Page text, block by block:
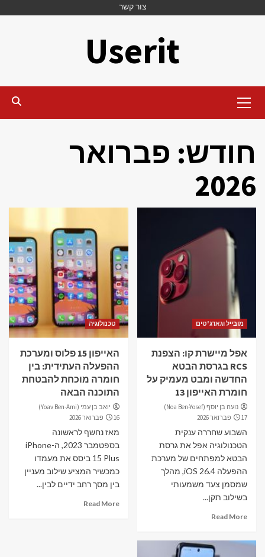
צור קשר
Userit
Menu
חודש: פברואר
2026
מובייל וגאדג'טים
אפל מיישרת קו: הצפנת
RCS בגרסת הבטא
החדשה ומבט מעמיק על
חומרת האייפון 13
נועה בן יוסף (Noa Ben-Yosef)
17 פברואר 2026
השבוע שחררה ענקית
הטכנולוגיה אפל את גרסת
הבטא למפתחים של מערכת
ההפעלה iOS 26.4, מהלך
שמסמן צעד משמעותי
בשילוב תקן...
Read More
טכנולוגיה
האייפון 15 פלוס ומערכת
ההפעלה העתידית: בין
חומרה מוכחת להבטחת
התוכנה הבאה
יואב בן עמי (Yoav Ben-Ami)
16 פברואר 2026
מאז נחשף לראשונה
בספטמבר 2023, ה-iPhone
15 Plus ביסס את מעמדו
כמכשיר המציע שילוב מעניין
בין מסך רחב ידיים לבין...
Read More